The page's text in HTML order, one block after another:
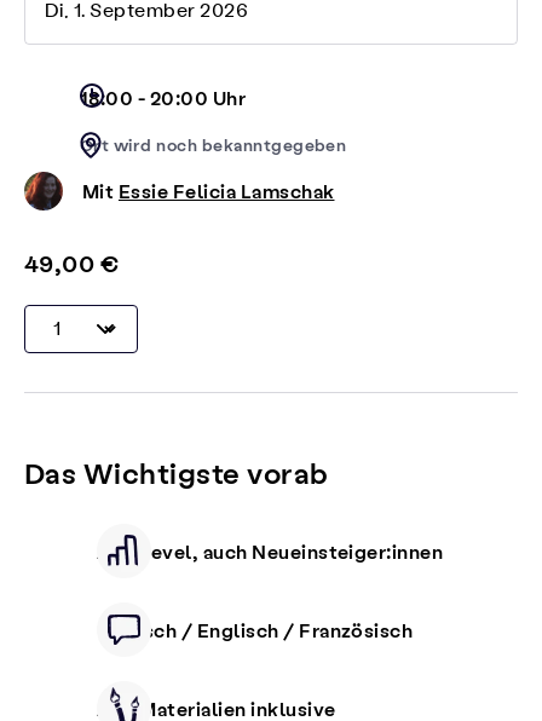
Di, 1. September 2026
18:00 - 20:00 Uhr
Ort wird noch bekanntgegeben
Mit Essie Felicia Lamschak
49,00 €
Das Wichtigste vorab
Alle Level, auch Neueinsteiger:innen
Deutsch / Englisch / Französisch
Alle Materialien inklusive